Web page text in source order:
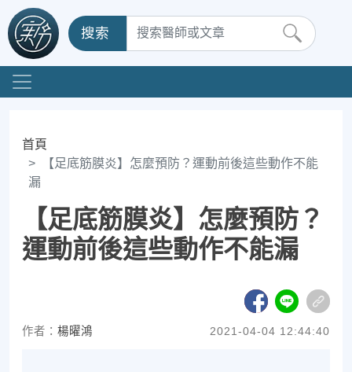
搜索
首頁
【足底筋膜炎】怎麼預防？運動前後這些動作不能
漏
【足底筋膜炎】怎麼預防？
運動前後這些動作不能漏
作者： 楊曜鴻 2021-04-04 12:44:40